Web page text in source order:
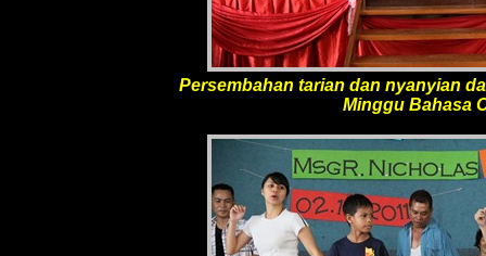
Persembahan tarian dan nyanyian
Minggu Bahasa